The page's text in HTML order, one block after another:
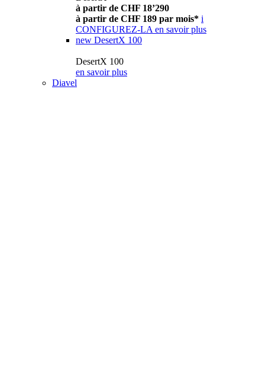
à partir de CHF 18’290
à partir de CHF 189 par mois* i
CONFIGUREZ-LA en savoir plus
new DesertX 100
DesertX 100
en savoir plus
Diavel